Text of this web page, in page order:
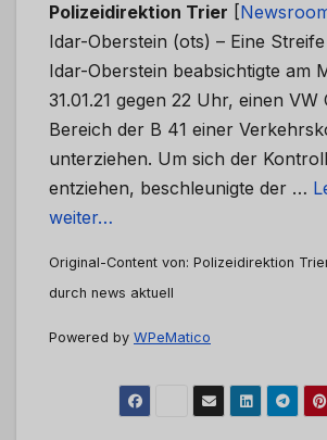
Polizeidirektion Trier [
Idar-Oberstein (ots) – Eine
Idar-Oberstein beabsichtigte am
31.01.21 gegen 22 Uhr, einen VW
Bereich der B 41 einer
unterziehen. Um sich der
entziehen, beschleunigte der …
weiter…
Original-Content von: Polizeidirektion
durch news aktuell
Powered by WPeMatico